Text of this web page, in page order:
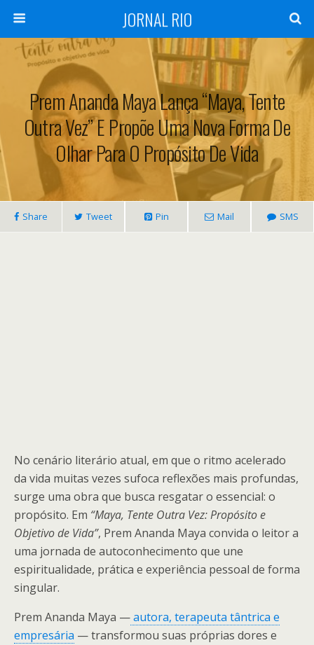
JORNAL RIO
Prem Ananda Maya Lança “Maya, Tente
Outra Vez” E Propõe Uma Nova Forma De
Olhar Para O Propósito De Vida
Share Tweet Pin Mail SMS
No cenário literário atual, em que o ritmo acelerado
da vida muitas vezes sufoca reflexões mais profundas,
surge uma obra que busca resgatar o essencial: o
propósito. Em “Maya, Tente Outra Vez: Propósito e
Objetivo de Vida”, Prem Ananda Maya convida o leitor a
uma jornada de autoconhecimento que une
espiritualidade, prática e experiência pessoal de forma
singular.
Prem Ananda Maya —autora, terapeuta tântrica e
empresária — transformou suas próprias dores e